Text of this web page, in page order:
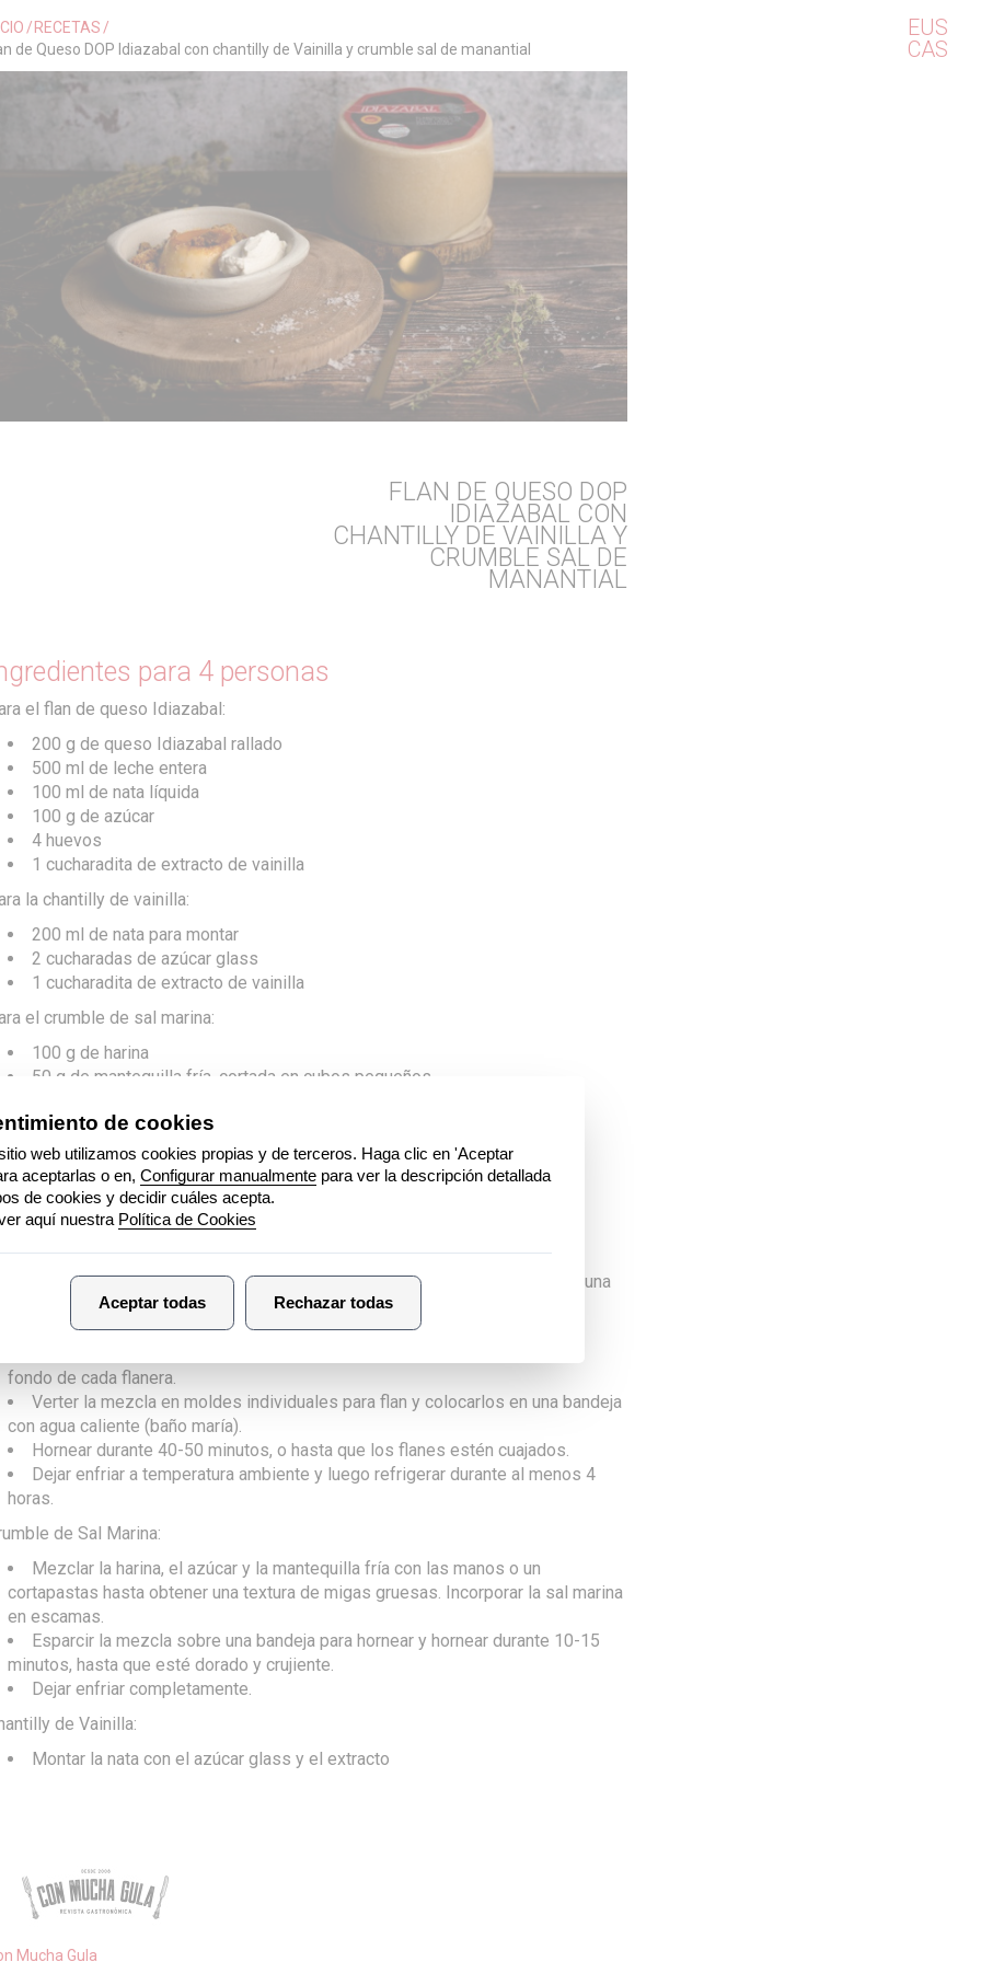
EUS
CAS
RECETAS
de Queso DOP Idiazabal con chantilly de Vainilla y crumble sal de manantial
FLAN DE QUESO DOP
IDIAZABAL CON
CHANTILLY DE VAINILLA Y
CRUMBLE SAL DE
MANANTIAL
para 4 personas
el flan de queso Idiazabal:
200 g de queso Idiazabal rallado
500 ml de leche entera
100 ml de nata líquida
100 g de azúcar
4 huevos
1 cucharadita de extracto de vainilla
la chantilly de vainilla:
200 ml de nata para montar
2 cucharadas de azúcar glass
1 cucharadita de extracto de vainilla
el crumble de sal marina:
100 g de harina
50 g de mantequilla fría, cortada en cubos pequeños
1 cucharadita de sal marina en escamas
de Queso Idiazabal:
Precalentar el horno a 140°C.
Mezclar bien todos los ingredientes del flan con un mixer hasta obtener una
mezcla homogénea.
Dejar enfriar un poco.
fondo de cada flanera.
Verter la mezcla en moldes individuales para flan y colocarlos en una bandeja
con agua caliente (baño maría).
Hornear durante 40-50 minutos, o hasta que los flanes estén cuajados.
Dejar enfriar a temperatura ambiente y luego refrigerar durante al menos 4
horas.
de Sal Marina:
Mezclar la harina, el azúcar y la mantequilla fría con las manos o un
cortapastas hasta obtener una textura de migas gruesas. Incorporar la sal marina
en escamas.
Esparcir la mezcla sobre una bandeja para hornear y hornear durante 10-15
minutos, hasta que esté dorado y crujiente.
Dejar enfriar completamente.
de Vainilla:
Montar la nata con el azúcar glass y el extracto
Mucha Gula